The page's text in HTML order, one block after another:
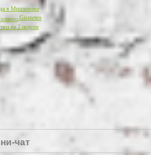
в Миллерово
Gismeteo
на 2 недели
чат